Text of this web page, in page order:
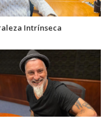
Intrínseca